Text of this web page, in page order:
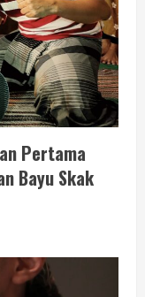
Pertama
Bayu Skak